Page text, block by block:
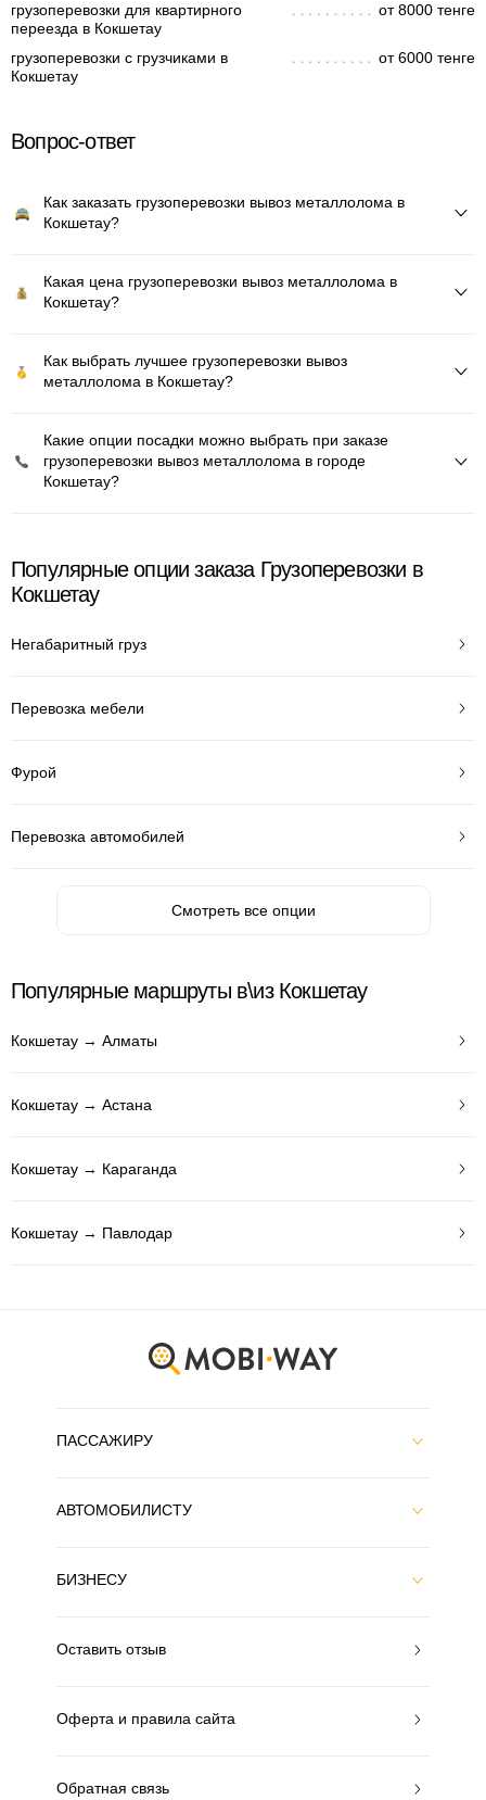
грузоперевозки для квартирного
переезда в Кокшетау
от 8000 тенге
грузоперевозки с грузчиками в
Кокшетау
от 6000 тенге
Вопрос-ответ
Как заказать грузоперевозки вывоз металлолома в
Кокшетау?
Какая цена грузоперевозки вывоз металлолома в
Кокшетау?
Как выбрать лучшее грузоперевозки вывоз
металлолома в Кокшетау?
Какие опции посадки можно выбрать при заказе
грузоперевозки вывоз металлолома в городе
Кокшетау?
Популярные опции заказа Грузоперевозки в
Кокшетау
Негабаритный груз
Перевозка мебели
Фурой
Перевозка автомобилей
Смотреть все опции
Популярные маршруты в\из Кокшетау
Кокшетау → Алматы
Кокшетау → Астана
Кокшетау → Караганда
Кокшетау → Павлодар
ПАССАЖИРУ
АВТОМОБИЛИСТУ
БИЗНЕСУ
Оставить отзыв
Оферта и правила сайта
Обратная связь